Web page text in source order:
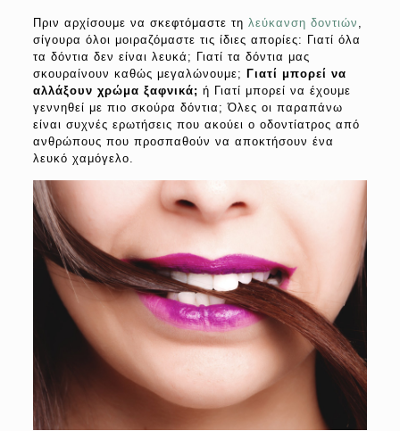
Πριν αρχίσουμε να σκεφτόμαστε τη λεύκανση δοντιών
σίγουρα όλοι μοιραζόμαστε τις ίδιες απορίες: Γιατί όλα
τα δόντια δεν είναι λευκά; Γιατί τα δόντια μας
σκουραίνουν καθώς μεγαλώνουμε; Γιατί μπορεί να
αλλάξουν χρώμα ξαφνικά; ή Γιατί μπορεί να έχουμε
γεννηθεί με πιο σκούρα δόντια; Όλες οι παραπάνω
είναι συχνές ερωτήσεις που ακούει ο οδοντίατρος από
ανθρώπους που προσπαθούν να αποκτήσουν ένα
λευκό χαμόγελο.